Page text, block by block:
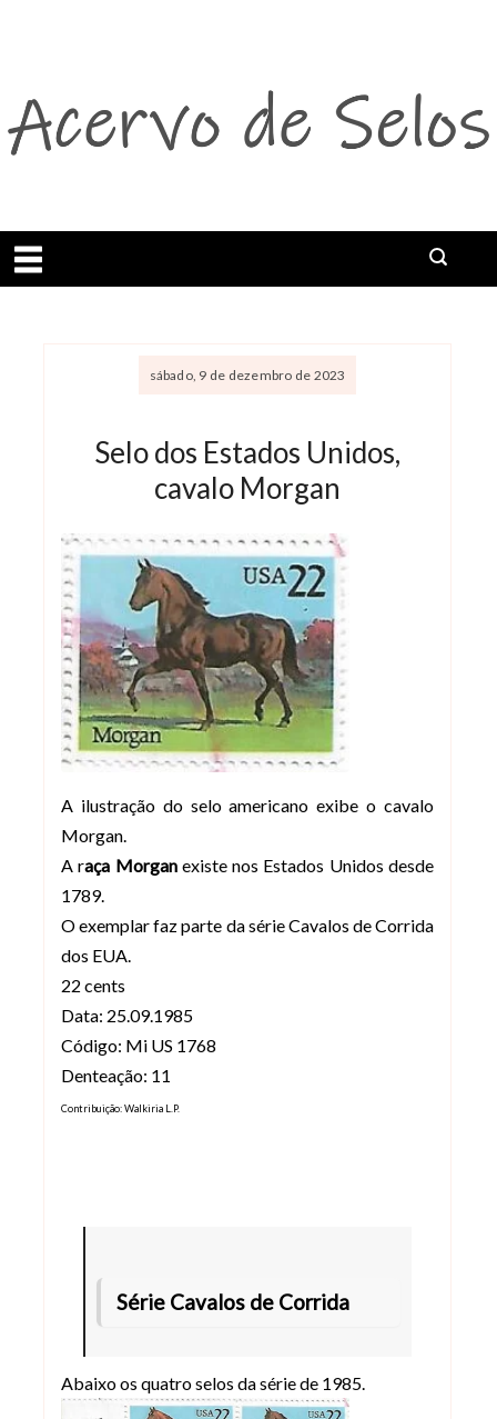
Abrir menu
sábado, 9 de dezembro de 2023
Selo dos Estados Unidos,
cavalo Morgan
A ilustração do selo americano exibe o cavalo
Morgan.
A raça Morganexiste nos Estados Unidos desde
1789.
O exemplar faz parte da série Cavalos de Corrida
dos EUA.
22 cents
Data: 25.09.1985
Código: Mi US 1768
Denteação: 11
Contribuição: Walkiria L.P.
Série Cavalos de Corrida
Abaixo os quatro selos da série de 1985.